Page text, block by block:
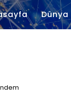
Dünya